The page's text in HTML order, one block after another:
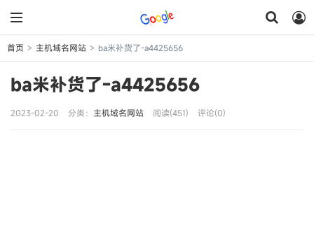
首页 > 主机域名网站 > ba米补货了-a4425656
ba米补货了-a4425656
2023-02-20 分类： 主机域名网站 阅读(451) 评论(0)